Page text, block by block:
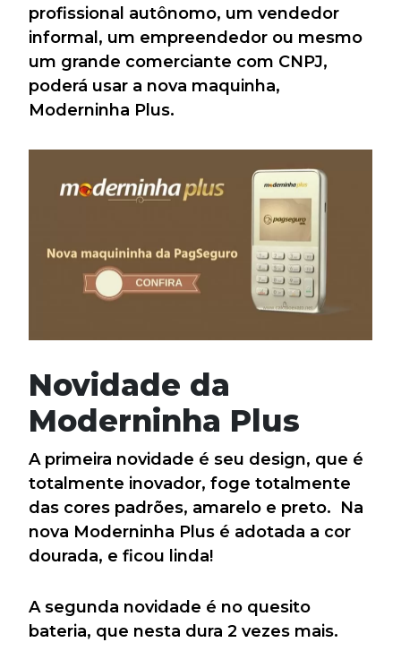
profissional autônomo, um vendedor
informal, um empreendedor ou mesmo
um grande comerciante com CNPJ,
poderá usar a nova maquinha,
Moderninha Plus.
Novidade da
Moderninha Plus
A primeira novidade é seu design, que é
totalmente inovador, foge totalmente
das cores padrões, amarelo e preto. Na
nova Moderninha Plus é adotada a cor
dourada, e ficou linda!
A segunda novidade é no quesito
bateria, que nesta dura 2 vezes mais.